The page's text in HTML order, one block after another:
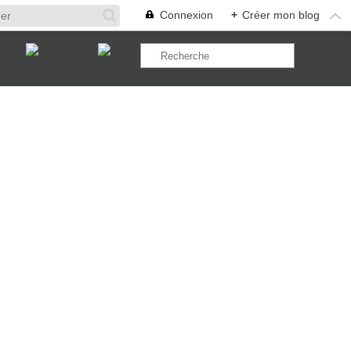
Connexion + Créer mon blog